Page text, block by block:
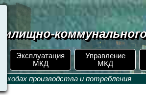
Эксплуатация
МКД
Управление
МКД
производства и потребления